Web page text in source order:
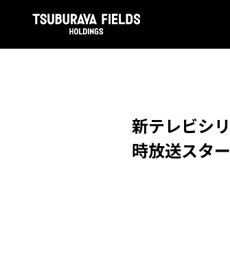
新テレビシ
時放送スタ